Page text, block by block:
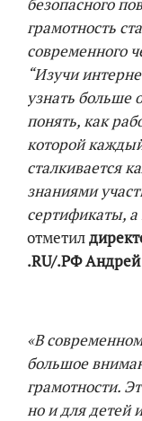
грамотность
современного
“Изучи
узнать больше
понять, как
которой
сталкивается
знаниями
сертификаты,
отметил
.RU/.РФ
«В
большое
грамотности.
но и для детей